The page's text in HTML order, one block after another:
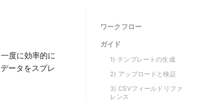
度に効率的に
ータをスプレ
ワークフロー
ガイド
1) テンプレートの生成
2) アップロードと検証
3) CSVフィールドリファ
レンス